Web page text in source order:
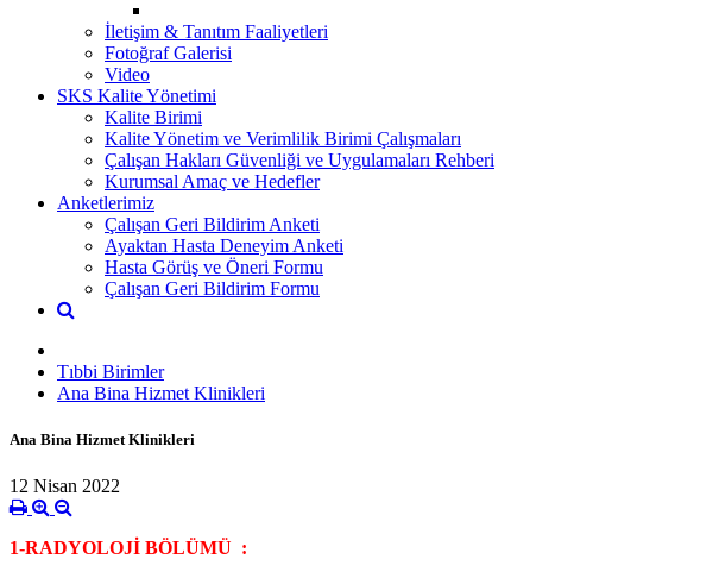
İletişim & Tanıtım Faaliyetleri
Fotoğraf Galerisi
Video
SKS Kalite Yönetimi
Kalite Birimi
Kalite Yönetim ve Verimlilik Birimi Çalışmaları
Çalışan Hakları Güvenliği ve Uygulamaları Rehberi
Kurumsal Amaç ve Hedefler
Anketlerimiz
Çalışan Geri Bildirim Anketi
Ayaktan Hasta Deneyim Anketi
Hasta Görüş ve Öneri Formu
Çalışan Geri Bildirim Formu
Tıbbi Birimler
Ana Bina Hizmet Klinikleri
Ana Bina Hizmet Klinikleri
12 Nisan 2022
1-RADYOLOJİ BÖLÜMÜ :